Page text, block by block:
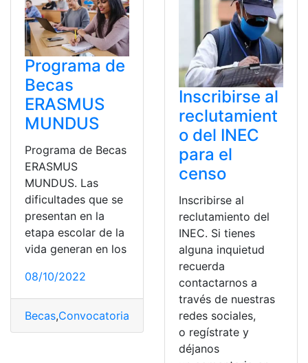
Programa de
Becas
ERASMUS
MUNDUS
Programa de Becas
ERASMUS
MUNDUS. Las
dificultades que se
presentan en la
etapa escolar de la
vida generan en los
08/10/2022
Becas,Convocatorias Erasmus,MUNDUS,programa
Inscribirse al
reclutamient
o del INEC
para el
censo
Inscribirse al
reclutamiento del
INEC. Si tienes
alguna inquietud
recuerda
contactarnos a
través de nuestras
redes sociales,
o regístrate y
déjanos